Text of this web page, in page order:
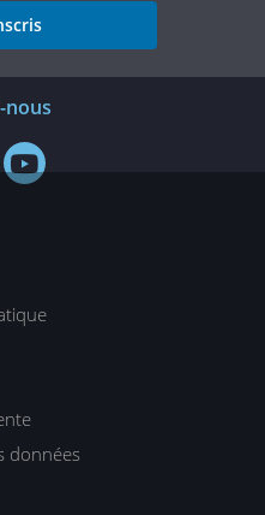
nous

données